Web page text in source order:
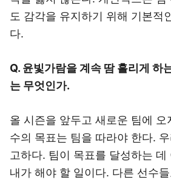
도 감각을 유지하기 위해 기본적
다.
Q. 윤빛가람을 계속 땀 흘리게 하
는 무엇인가.
올 시즌을 앞두고 새로운 팀에 오
수의 목표는 팀을 따라야 한다.
고하다. 팀이 목표를 달성하는 데
내가 해야 할 일이다. 다른 선수